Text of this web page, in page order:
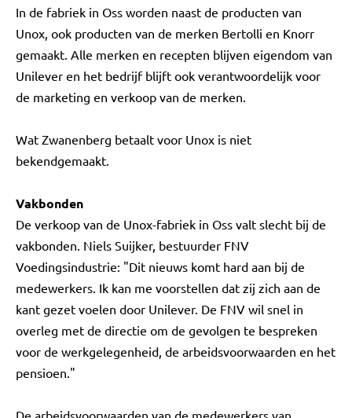
In de fabriek in Oss worden naast de producten van
Unox, ook producten van de merken Bertolli en Knorr
gemaakt. Alle merken en recepten blijven eigendom van
Unilever en het bedrijf blijft ook verantwoordelijk voor
de marketing en verkoop van de merken.
Wat Zwanenberg betaalt voor Unox is niet
bekendgemaakt.
Vakbonden
De verkoop van de Unox-fabriek in Oss valt slecht bij de
vakbonden. Niels Suijker, bestuurder FNV
Voedingsindustrie: "Dit nieuws komt hard aan bij de
medewerkers. Ik kan me voorstellen dat zij zich aan de
kant gezet voelen door Unilever. De FNV wil snel in
overleg met de directie om de gevolgen te bespreken
voor de werkgelegenheid, de arbeidsvoorwaarden en het
pensioen."
De arbeidsvoorwaarden van de medewerkers van